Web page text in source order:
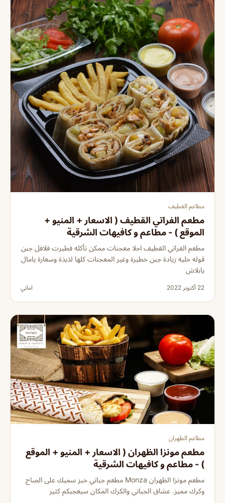
مطاعم القطيف
مطعم الفراتي القطيف ( الاسعار + المنيو +
الموقع ) - مطاعم و كافيهات الشرقية
مطعم الفراتي القطيف احلا معجنات ممكن تأكله فطيرت فلافل جبن
قوله خليه زيادة جبن خطيرة وغير المعجنات كلها لذيذة وسعارة يامال
يابلاش
22 أكتوبر 2022 اماني
مطاعم الظهران
مطعم مونزا الظهران ( الاسعار + المنيو + الموقع
) - مطاعم و كافيهات الشرقية
مطعم مونزا الظهران Monza مطعم جباتي خبز سميك على الصاج
وكرك مميز. عشاق الجباتي والكرك المكان سيعجبكم كثير